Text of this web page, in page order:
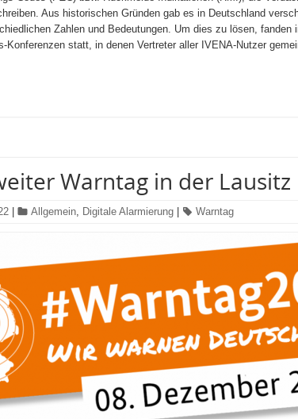
Aus historischen Gründen gab es in Deutschland
Zahlen und Bedeutungen. Um dies zu lösen, fanden
Konferenzen statt, in denen Vertreter aller IVENA-Nutzer
Warntag in der Lausitz
Allgemein, Digitale Alarmierung Warntag